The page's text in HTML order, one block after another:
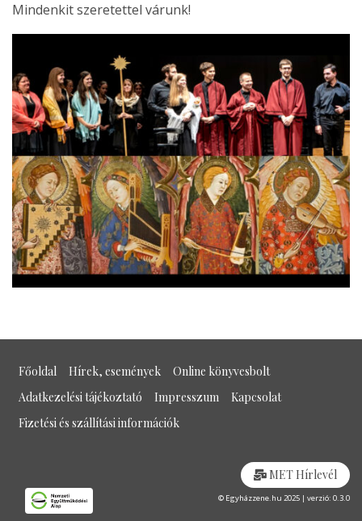
Mindenkit szeretettel várunk!
Főoldal Hírek, események
Online könyvesbolt
Adatkezelési tájékoztató
Impresszum
Kapcsolat
Fizetési és szállítási információk
MET Hírlevél
© Egyházzene.hu 2025 | verzió: 0.3.0